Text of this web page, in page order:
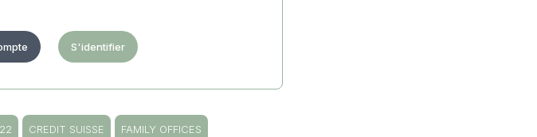
S'identifier
CREDIT SUISSE FAMILY OFFICES